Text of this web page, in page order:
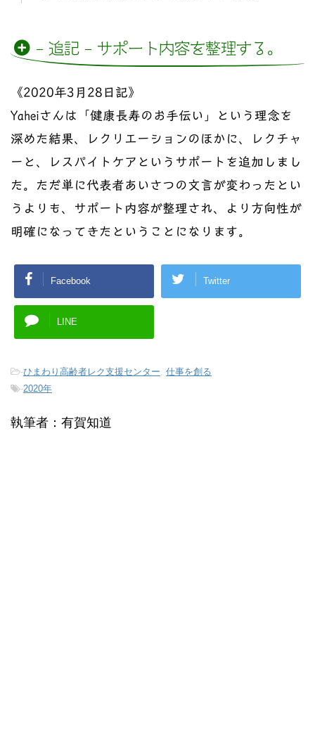
– 追記 – サポート内容を整理する。
《2020年3月28日記》
Yaheiさんは「健康長寿のお手伝い」という理念を
深めた結果、レクリエーションのほかに、レクチャ
ーと、レスパイトケアというサポートを追加しまし
た。ただ単に代表者あいさつの文言が変わったとい
うよりも、サポート内容が整理され、より方向性が
明確になってきたということになります。
Facebook Twitter
LINE
-ひまわり高齢者レク支援センター 仕事を創る
-2020年
執筆者：有賀知道